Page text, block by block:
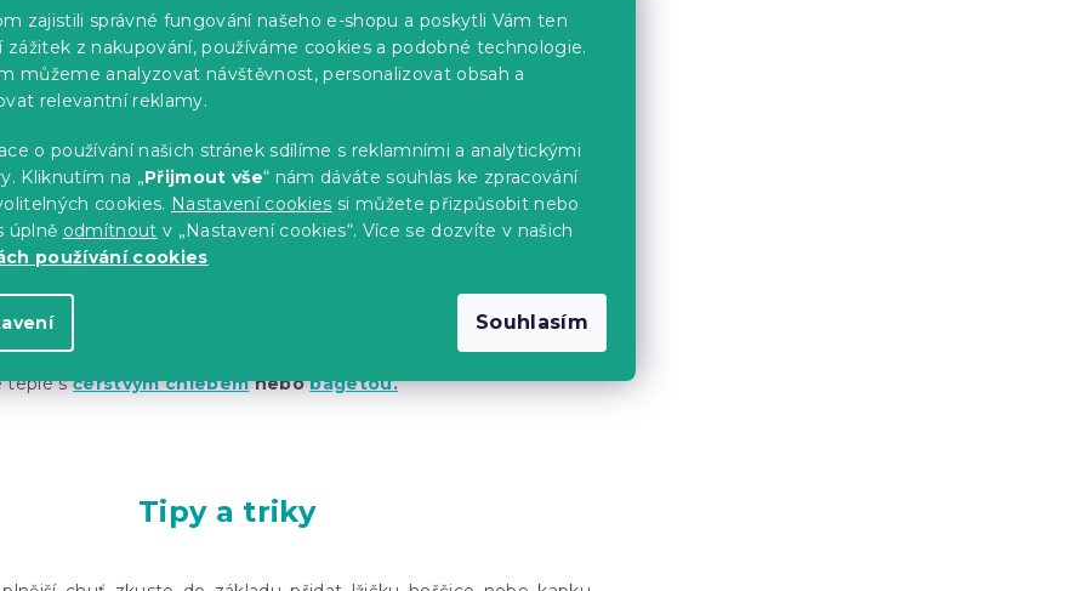
zajistili správné fungování našeho e-shopu a poskytli Vám ten
zážitek z nakupování, používáme cookies a podobné technologie.
můžeme analyzovat návštěvnost, personalizovat obsah a
relevantní reklamy.
o používání našich stránek sdílíme s reklamními a analytickými
Kliknutím na „Přijmout vše“ nám dáváte souhlas ke zpracování
cookies. Nastavení cookies si můžete přizpůsobit nebo
úplně odmítnout v „Nastavení cookies“. Více se dozvíte v našich
používání cookies
Souhlasím
pánvi rozehřejte olej a osmažte cibuli dozlatova.
česnek a krátce promíchejte, poté
hořčici, med, sůl, pepř a bobkový list , a přiveďte směs k varu.
a nechte je pod poklicí pomalu péct asi 20 minut, dokud
a dobře ochucené.
omáčka příliš řídká
, posledních 5 minut pečícího času nechte
odkrytou, aby se zredukovala.
teplé sčerstvým chlebemnebobagetou.
Tipy a triky